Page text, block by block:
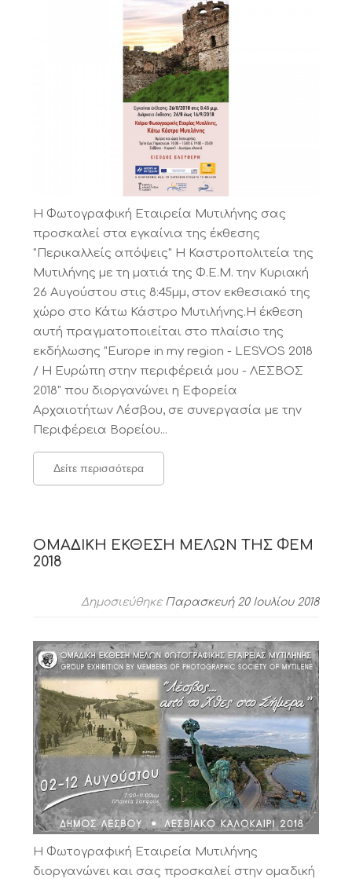
Η Φωτογραφική Εταιρεία Μυτιλήνης σας
προσκαλεί στα εγκαίνια της έκθεσης
"Περικαλλείς απόψεις" Η Καστροπολιτεία της
Μυτιλήνης με τη ματιά της Φ.Ε.Μ. την Κυριακή
26 Αυγούστου στις 8:45μμ, στον εκθεσιακό της
χώρο στο Κάτω Κάστρο Μυτιλήνης.Η έκθεση
αυτή πραγματοποιείται στο πλαίσιο της
εκδήλωσης "Europe in my region - LESVOS 2018
/ Η Ευρώπη στην περιφέρειά μου - ΛΕΣΒΟΣ
2018" που διοργανώνει η Εφορεία
Αρχαιοτήτων Λέσβου, σε συνεργασία με την
Περιφέρεια Βορείου...
Δείτε περισσότερα
ΟΜΑΔΙΚΗ ΕΚΘΕΣΗ ΜΕΛΩΝ ΤΗΣ ΦΕΜ
2018
Δημοσιεύθηκε Παρασκευή 20 Ιουλίου 2018
Η Φωτογραφική Εταιρεία Μυτιλήνης
διοργανώνει και σας προσκαλεί στην ομαδική